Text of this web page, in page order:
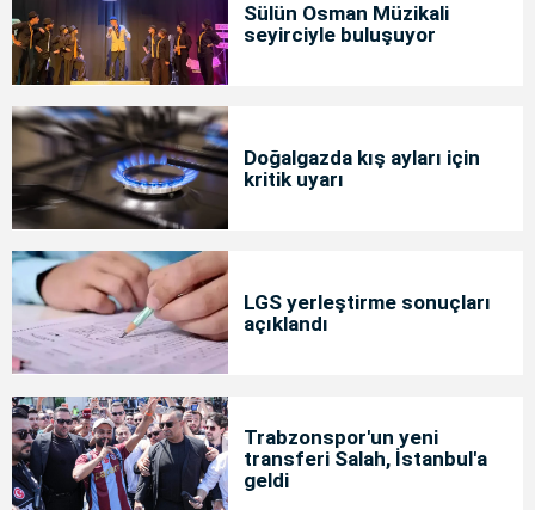
Sülün Osman Müzikali
seyirciyle buluşuyor
Doğalgazda kış ayları için
kritik uyarı
LGS yerleştirme sonuçları
açıklandı
Trabzonspor'un yeni
transferi Salah, İstanbul'a
geldi